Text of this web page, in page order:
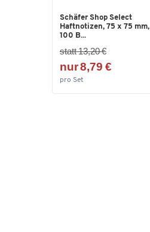
Schäfer Shop Select
Haftnotizen, 75 x 75 mm,
100 B...
statt 13,20 €
nur 8,79 €
pro Set